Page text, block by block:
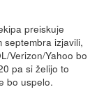
preiskuje
izjavili,
Verizon/Yahoo bo
pa si želijo to
bo uspelo.